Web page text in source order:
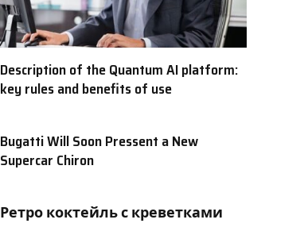
Description of the Quantum AI platform:
key rules and benefits of use
Bugatti Will Soon Pressent a New
Supercar Chiron
Ретро коктейль с креветками